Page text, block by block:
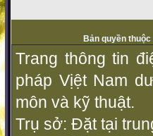
Bản quyền
Trang thông tin
pháp Vịệt Nam
môn và kỹ thuật.
Trụ sở: Đặt tại